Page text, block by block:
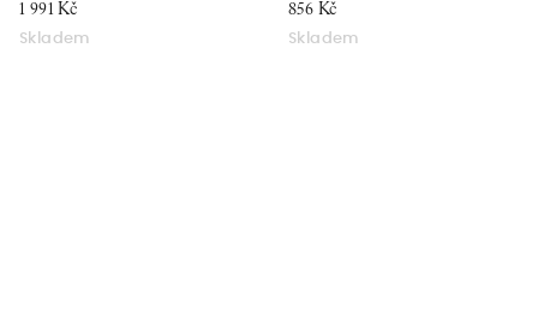
1 991 Kč
Skladem
856 Kč
Skladem